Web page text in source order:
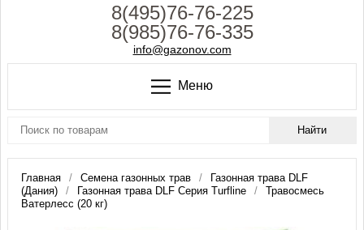
8(495)76-76-225
8(985)76-76-335
info@gazonov.com
Меню
Главная Семена газонных трав
Газонная трава DLF
(Дания)
Газонная трава DLF Серия Turfline
Травосмесь
Ватерлесс (20 кг)